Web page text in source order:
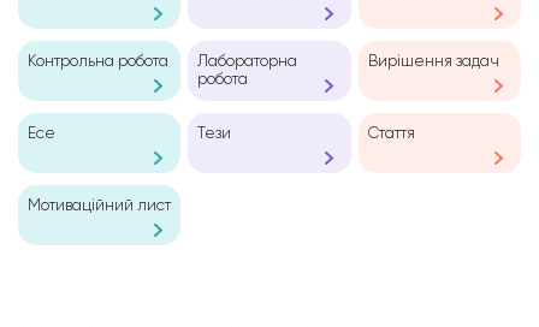
Контрольна робота
Лабораторна
робота
Вирішення задач
Есе Тези Стаття
Мотиваційний лист